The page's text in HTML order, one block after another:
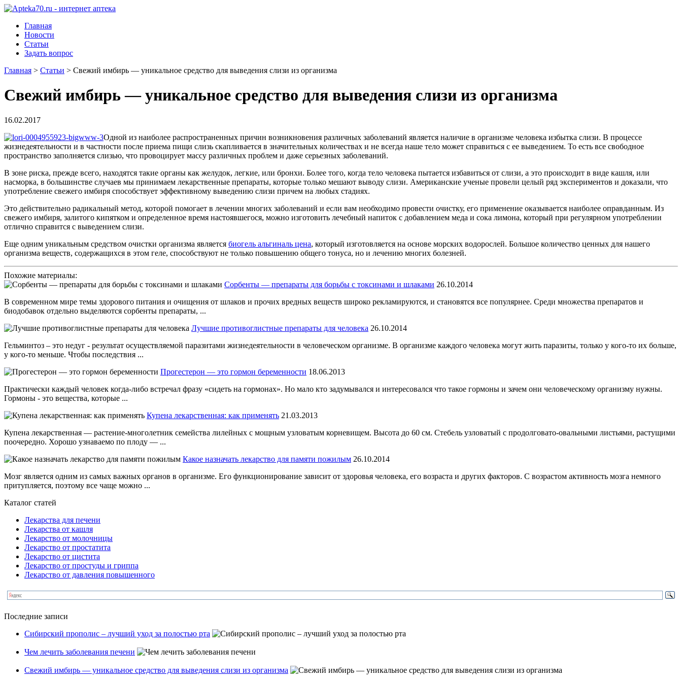
Главная
Новости
Статьи
Задать вопрос
Главная > Статьи > Свежий имбирь — уникальное средство для выведения слизи из организма
Свежий имбирь — уникальное средство для выведения слизи из организма
16.02.2017
Одной из наиболее распространенных причин возникновения различных заболеваний является наличие в организме человека избытка слизи. В процессе
жизнедеятельности и в частности после приема пищи слизь скапливается в значительных количествах и не всегда наше тело может справиться с ее выведением. То есть все свободное
пространство заполняется слизью, что провоцирует массу различных проблем и даже серьезных заболеваний.
В зоне риска, прежде всего, находятся такие органы как желудок, легкие, или бронхи. Более того, когда тело человека пытается избавиться от слизи, а это происходит в виде кашля, или
насморка, в большинстве случаев мы принимаем лекарственные препараты, которые только мешают выводу слизи. Американские ученые провели целый ряд экспериментов и доказали, что
употребление свежего имбиря способствует эффективному выведению слизи причем на любых стадиях.
Это действительно радикальный метод, которой помогает в лечении многих заболеваний и если вам необходимо провести очистку, его применение оказывается наиболее оправданным. Из
свежего имбиря, залитого кипятком и определенное время настоявшегося, можно изготовить лечебный напиток с добавлением меда и сока лимона, который при регулярном употреблении
отлично справится с выведением слизи.
Еще одним уникальным средством очистки организма является биогель альгиналь цена, который изготовляется на основе морских водорослей. Большое количество ценных для нашего
организма веществ, содержащихся в этом геле, способствуют не только повышению общего тонуса, но и лечению многих болезней.
Похожие материалы:
Сорбенты — препараты для борьбы с токсинами и шлаками 26.10.2014
В современном мире темы здорового питания и очищения от шлаков и прочих вредных веществ широко рекламируются, и становятся все популярнее. Среди множества препаратов и
биодобавок отдельно выделяются сорбенты препараты, ...
Лучшие противоглистные препараты для человека 26.10.2014
Гельминтоз – это недуг - результат осуществляемой паразитами жизнедеятельности в человеческом организме. В организме каждого человека могут жить паразиты, только у кого-то их больше,
у кого-то меньше. Чтобы последствия ...
Прогестерон — это гормон беременности 18.06.2013
Практически каждый человек когда-либо встречал фразу «сидеть на гормонах». Но мало кто задумывался и интересовался что такое гормоны и зачем они человеческому организму нужны.
Гормоны - это вещества, которые ...
Купена лекарственная: как применять 21.03.2013
Купена лекарственная — растение-многолетник семейства лилейных с мощным узловатым корневищем. Высота до 60 см. Стебель узловатый с продолговато-овальными листьями, растущими
поочередно. Хорошо узнаваемо по плоду — ...
Какое назначать лекарство для памяти пожилым 26.10.2014
Мозг является одним из самых важных органов в организме. Его функционирование зависит от здоровья человека, его возраста и других факторов. С возрастом активность мозга немного
притупляется, поэтому все чаще можно ...
Каталог статей
Лекарства для печени
Лекарства от кашля
Лекарство от молочницы
Лекарство от простатита
Лекарство от цистита
Лекарство от простуды и гриппа
Лекарство от давления повышенного
Последние записи
Сибирский прополис – лучший уход за полостью рта
Чем лечить заболевания печени
Свежий имбирь — уникальное средство для выведения слизи из организма